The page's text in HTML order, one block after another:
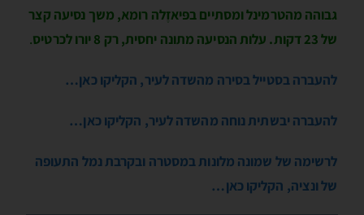
גבוהה מהטרמינל ומסתיים בפּיאזֶלה רומא, משך נסיעה קצר
של 23 דקות. עלות הנסיעה מתונה יחסית, רק 8 יורו לכרטיס
.
להעברה בסטייל בסירה מהשדה לעיר, הקליקו כאן…
להעברה יבשתית נוחה מהשדה לעיר, הקליקו כאן…
לרשימה של שמונה מלונות במסטרה ובקרבת נמל התעופה
של ונציה, הקליקו כאן…